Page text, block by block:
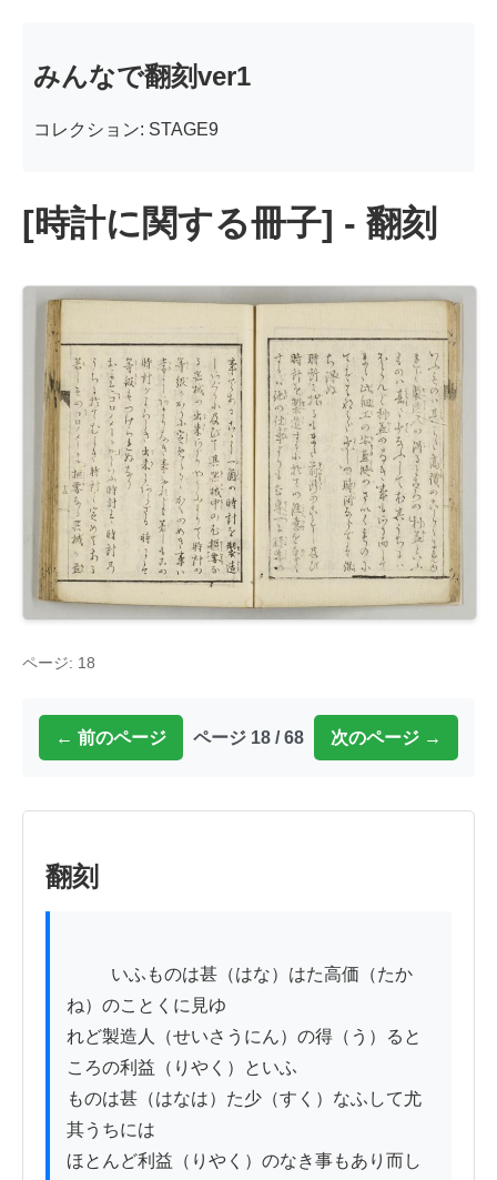
みんなで翻刻ver1
コレクション: STAGE9
[時計に関する冊子] - 翻刻
ページ: 18
← 前のページ ページ 18 / 68 次のページ →
翻刻
ね）のことくに見ゆ
れど製造人（せいさうにん）の得（う）ると
ころの利益（りやく）といふ
ものは甚（はなは）た少（すく）なふして尤
其うちには
ほとんど利益（りやく）のなき事もあり而し